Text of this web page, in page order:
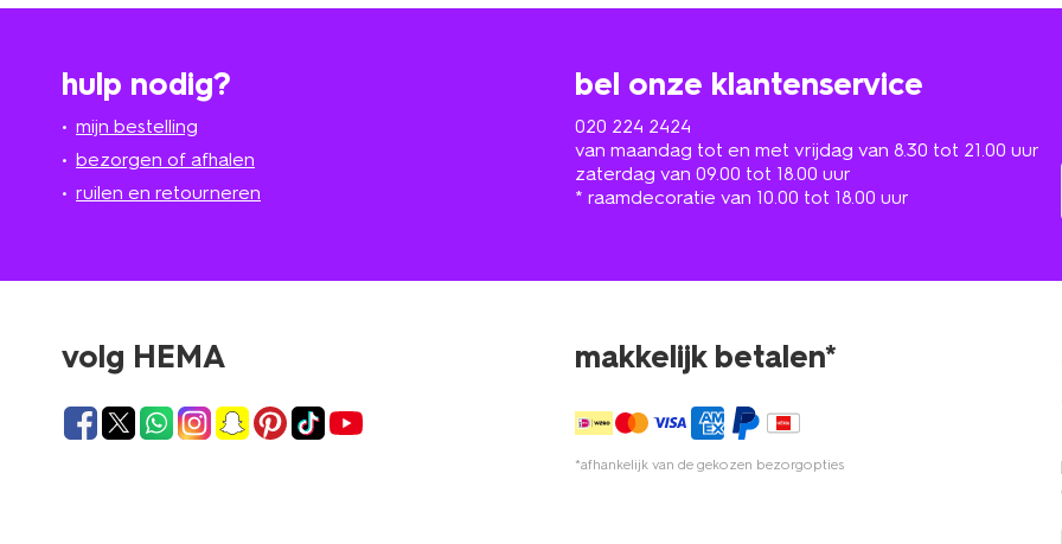
hulp nodig?
mijn bestelling
bezorgen of afhalen
ruilen en retourneren
bel onze klantenservice
020 224 2424
van maandag tot en met vrijdag van 8.30 tot 21.00 uur
zaterdag van 09.00 tot 18.00 uur
* raamdecoratie van 10.00 tot 18.00 uur
volg HEMA makkelijk betalen*
*afhankelijk van de gekozen bezorgopties